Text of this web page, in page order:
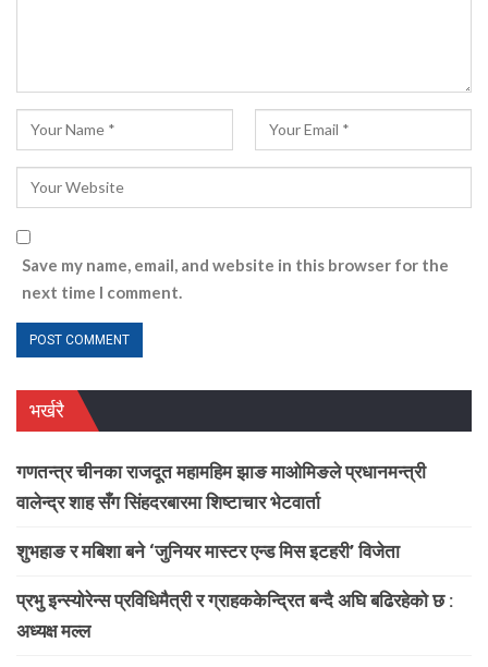
Save my name, email, and website in this browser for the
next time I comment.
भर्खरै
गणतन्त्र चीनका राजदूत महामहिम झाङ माओमिङले प्रधानमन्त्री
वालेन्द्र शाह सँग सिंहदरबारमा शिष्टाचार भेटवार्ता
शुभहाङ र मबिशा बने ‘जुनियर मास्टर एन्ड मिस इटहरी’ विजेता
प्रभु इन्स्योरेन्स प्रविधिमैत्री र ग्राहककेन्द्रित बन्दै अघि बढिरहेको छ :
अध्यक्ष मल्ल